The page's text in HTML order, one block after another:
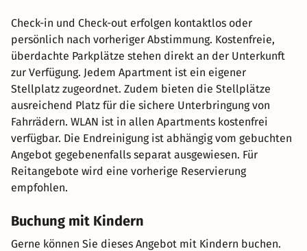
Check-in und Check-out erfolgen kontaktlos oder
persönlich nach vorheriger Abstimmung. Kostenfreie,
überdachte Parkplätze stehen direkt an der Unterkunft
zur Verfügung. Jedem Apartment ist ein eigener
Stellplatz zugeordnet. Zudem bieten die Stellplätze
ausreichend Platz für die sichere Unterbringung von
Fahrrädern. WLAN ist in allen Apartments kostenfrei
verfügbar. Die Endreinigung ist abhängig vom gebuchten
Angebot gegebenenfalls separat ausgewiesen. Für
Reitangebote wird eine vorherige Reservierung
empfohlen.
Buchung mit Kindern
Gerne können Sie dieses Angebot mit Kindern buchen.